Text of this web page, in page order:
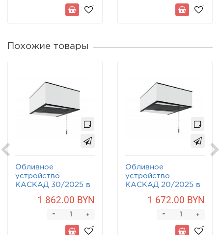
Похожие товары
Обливное
устройство
КАСКАД 30/2025 в
1 862.00 BYN
+
-
Обливное
устройство
КАСКАД 20/2025 в
1 672.00 BYN
+
-